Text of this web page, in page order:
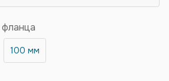
100 мм